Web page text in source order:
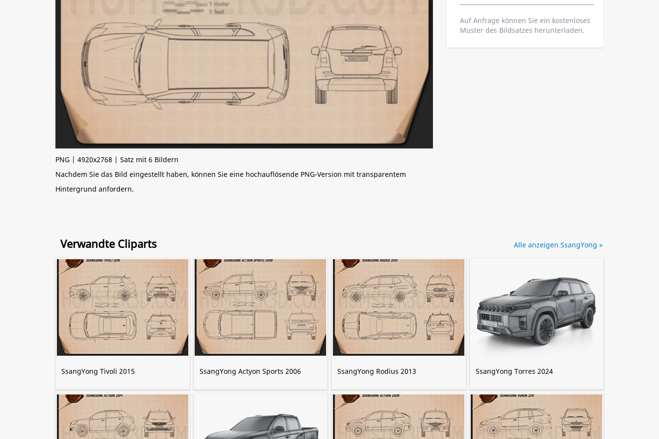
PNG | 4920x2768 | Satz mit 6 Bildern
Nachdem Sie das Bild eingestellt haben, können Sie eine hochauflösende PNG-Version mit transparentem
Hintergrund anfordern.
Auf Anfrage können Sie ein kostenloses
Muster des Bildsatzes herunterladen.
Verwandte Cliparts
SsangYong Tivoli 2015 SsangYong Actyon Sports 2006 SsangYong Rodius 2013 SsangYong Torres 2024
Alle anzeigen SsangYong »